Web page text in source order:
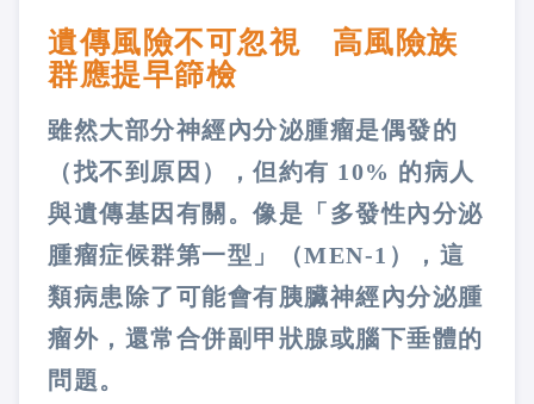
遺傳風險不可忽視 高風險族
群應提早篩檢
雖然大部分神經內分泌腫瘤是偶發的
（找不到原因），但約有 10% 的病人
與遺傳基因有關。像是「多發性內分泌
腫瘤症候群第一型」（MEN-1），這
類病患除了可能會有胰臟神經內分泌腫
瘤外，還常合併副甲狀腺或腦下垂體的
問題。